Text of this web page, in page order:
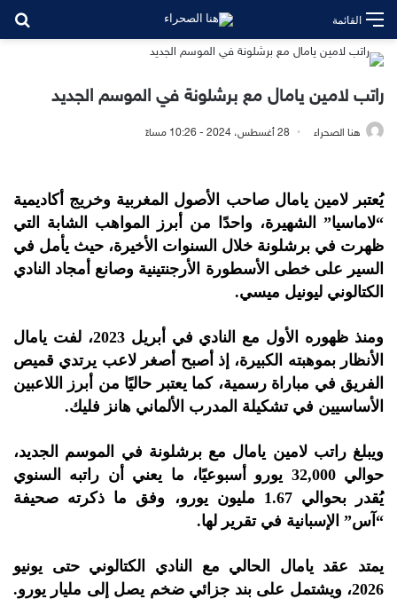
القائمة
راتب لامين يامال مع برشلونة في الموسم الجديد
هنا الصحراء 28 أغسطس، 2024 - 10:26 مساءً
يُعتبر لامين يامال صاحب الأصول المغربية وخريج أكاديمية
“لاماسيا” الشهيرة، واحدًا من أبرز المواهب الشابة التي
ظهرت في برشلونة خلال السنوات الأخيرة، حيث يأمل في
السير على خطى الأسطورة الأرجنتينية وصانع أمجاد النادي
الكتالوني ليونيل ميسي.
ومنذ ظهوره الأول مع النادي في أبريل 2023، لفت يامال
الأنظار بموهبته الكبيرة، إذ أصبح أصغر لاعب يرتدي قميص
الفريق في مباراة رسمية، كما يعتبر حاليًا من أبرز اللاعبين
الأساسيين في تشكيلة المدرب الألماني هانز فليك.
ويبلغ راتب لامين يامال مع برشلونة في الموسم الجديد،
حوالي 32,000 يورو أسبوعيًا، ما يعني أن راتبه السنوي
يُقدر بحوالي 1.67 مليون يورو، وفق ما ذكرته صحيفة
“آس” الإسبانية في تقرير لها.
يمتد عقد يامال الحالي مع النادي الكتالوني حتى يونيو
2026، ويشتمل على بند جزائي ضخم يصل إلى مليار يورو.